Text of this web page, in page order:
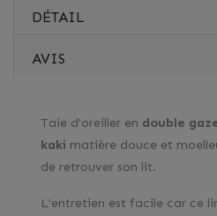
DÉTAIL
AVIS
Taie d'oreiller en double
kaki matière douce et
de retrouver son lit.
L'entretien est facile car ce